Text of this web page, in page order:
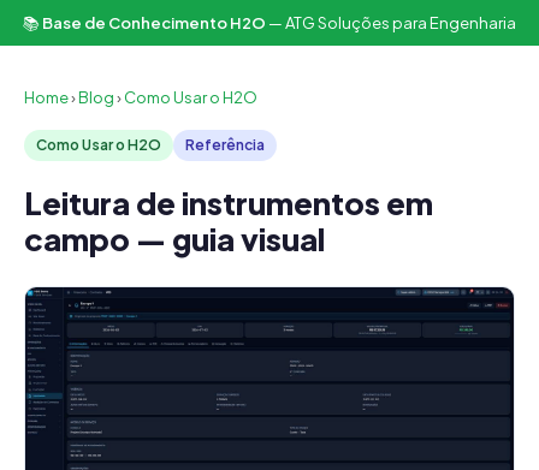
📚Base de Conhecimento H2O — ATG Soluções para Engenharia
Home›Blog›Como Usar o H2O
Como Usar o H2O Referência
Leitura de instrumentos em
campo — guia visual